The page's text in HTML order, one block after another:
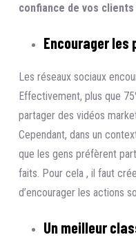
confiance de vos
Encourager les
Les réseaux sociaux
Effectivement, plus que
partager des vidéos
Cependant, dans un
que les gens préfèrent
faits. Pour cela , il faut
d’encourager les actions
Un meilleur